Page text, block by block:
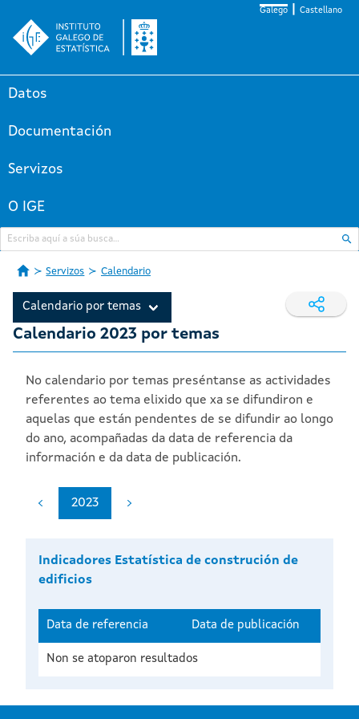
Galego Castellano
Datos
Documentación
Servizos
O IGE
Servizos Calendario
Calendario por temas
Calendario 2023 por temas
No calendario por temas preséntanse as actividades
referentes ao tema elixido que xa se difundiron e
aquelas que están pendentes de se difundir ao longo
do ano, acompañadas da data de referencia da
información e da data de publicación.
2023
Indicadores Estatística de construción de
edificios
Data de referencia Data de publicación
Non se atoparon resultados